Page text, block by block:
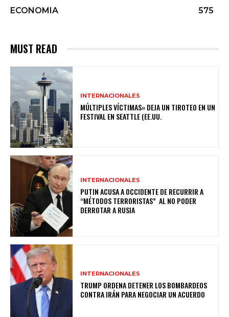
ECONOMIA
575
MUST READ
INTERNACIONALES
MÚLTIPLES VÍCTIMAS» DEJA UN TIROTEO EN UN
FESTIVAL EN SEATTLE (EE.UU.
INTERNACIONALES
PUTIN ACUSA A OCCIDENTE DE RECURRIR A
“MÉTODOS TERRORISTAS” AL NO PODER
DERROTAR A RUSIA
INTERNACIONALES
TRUMP ORDENA DETENER LOS BOMBARDEOS
CONTRA IRÁN PARA NEGOCIAR UN ACUERDO